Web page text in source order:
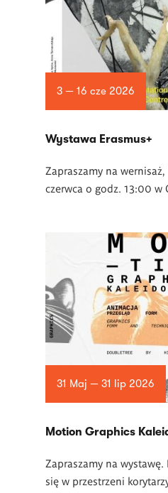
3 — 16 cze 2026
Wystawa Erasmus+
Zapraszamy na
czerwca o godz. 13:00 w
31 Maj — 31 lip 2026
Motion Graphics
Zapraszamy na wystawę.
się w przestrzeni